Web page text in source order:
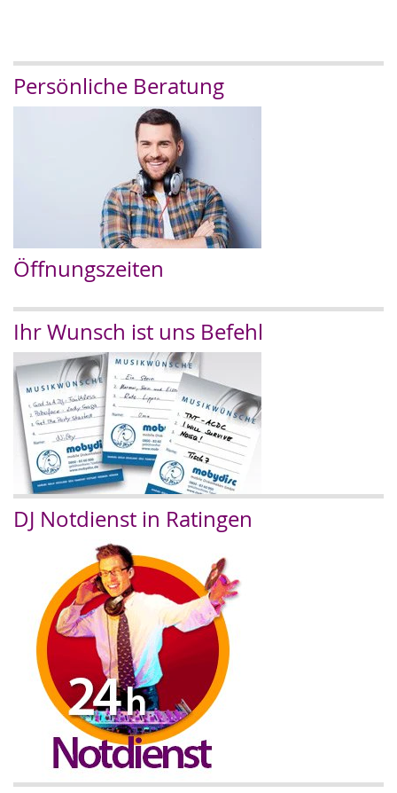
Persönliche Beratung
Öffnungszeiten
Ihr Wunsch ist uns Befehl
DJ Notdienst in Ratingen